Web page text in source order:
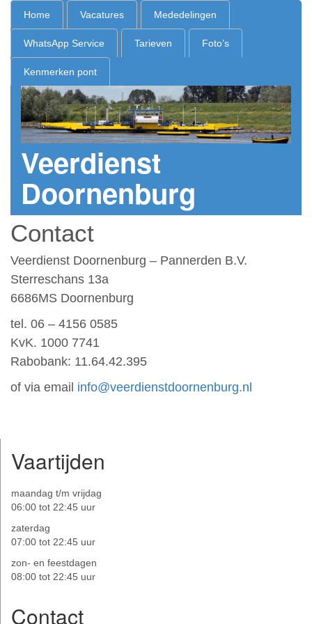
Home Vacatures Mededelingen
WhatsApp Service Tarieven Foto’s
Kenmerken pont
Veerdienst
Doornenburg
Contact
Veerdienst Doornenburg – Pannerden B.V.
Sterreschans 13a
6686MS Doornenburg
tel. 06 – 4156 0585
KvK. 1000 7741
Rabobank: 11.64.42.395
of via email info@veerdienstdoornenburg.nl
Vaartijden
maandag t/m vrijdag
06:00 tot 22:45 uur
zaterdag
07:00 tot 22:45 uur
zon- en feestdagen
08:00 tot 22:45 uur
Contact